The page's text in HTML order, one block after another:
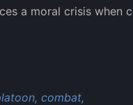
a moral crisis
combat,